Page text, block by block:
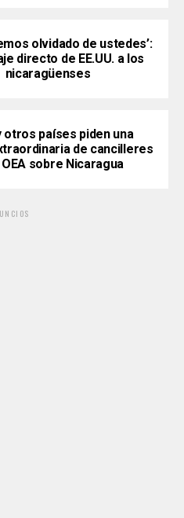
olvidado de ustedes’:
directo de EE.UU. a los
nicaragüenses
otros países piden una
de cancilleres
OEA sobre Nicaragua